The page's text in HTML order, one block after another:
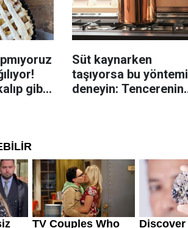
gibi
Süt kaynarken
taşıyorsa bu yöntemi
deneyin: Tencerenin